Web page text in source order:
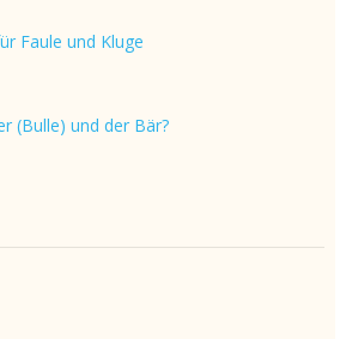
Faule und Kluge
(Bulle) und der Bär?